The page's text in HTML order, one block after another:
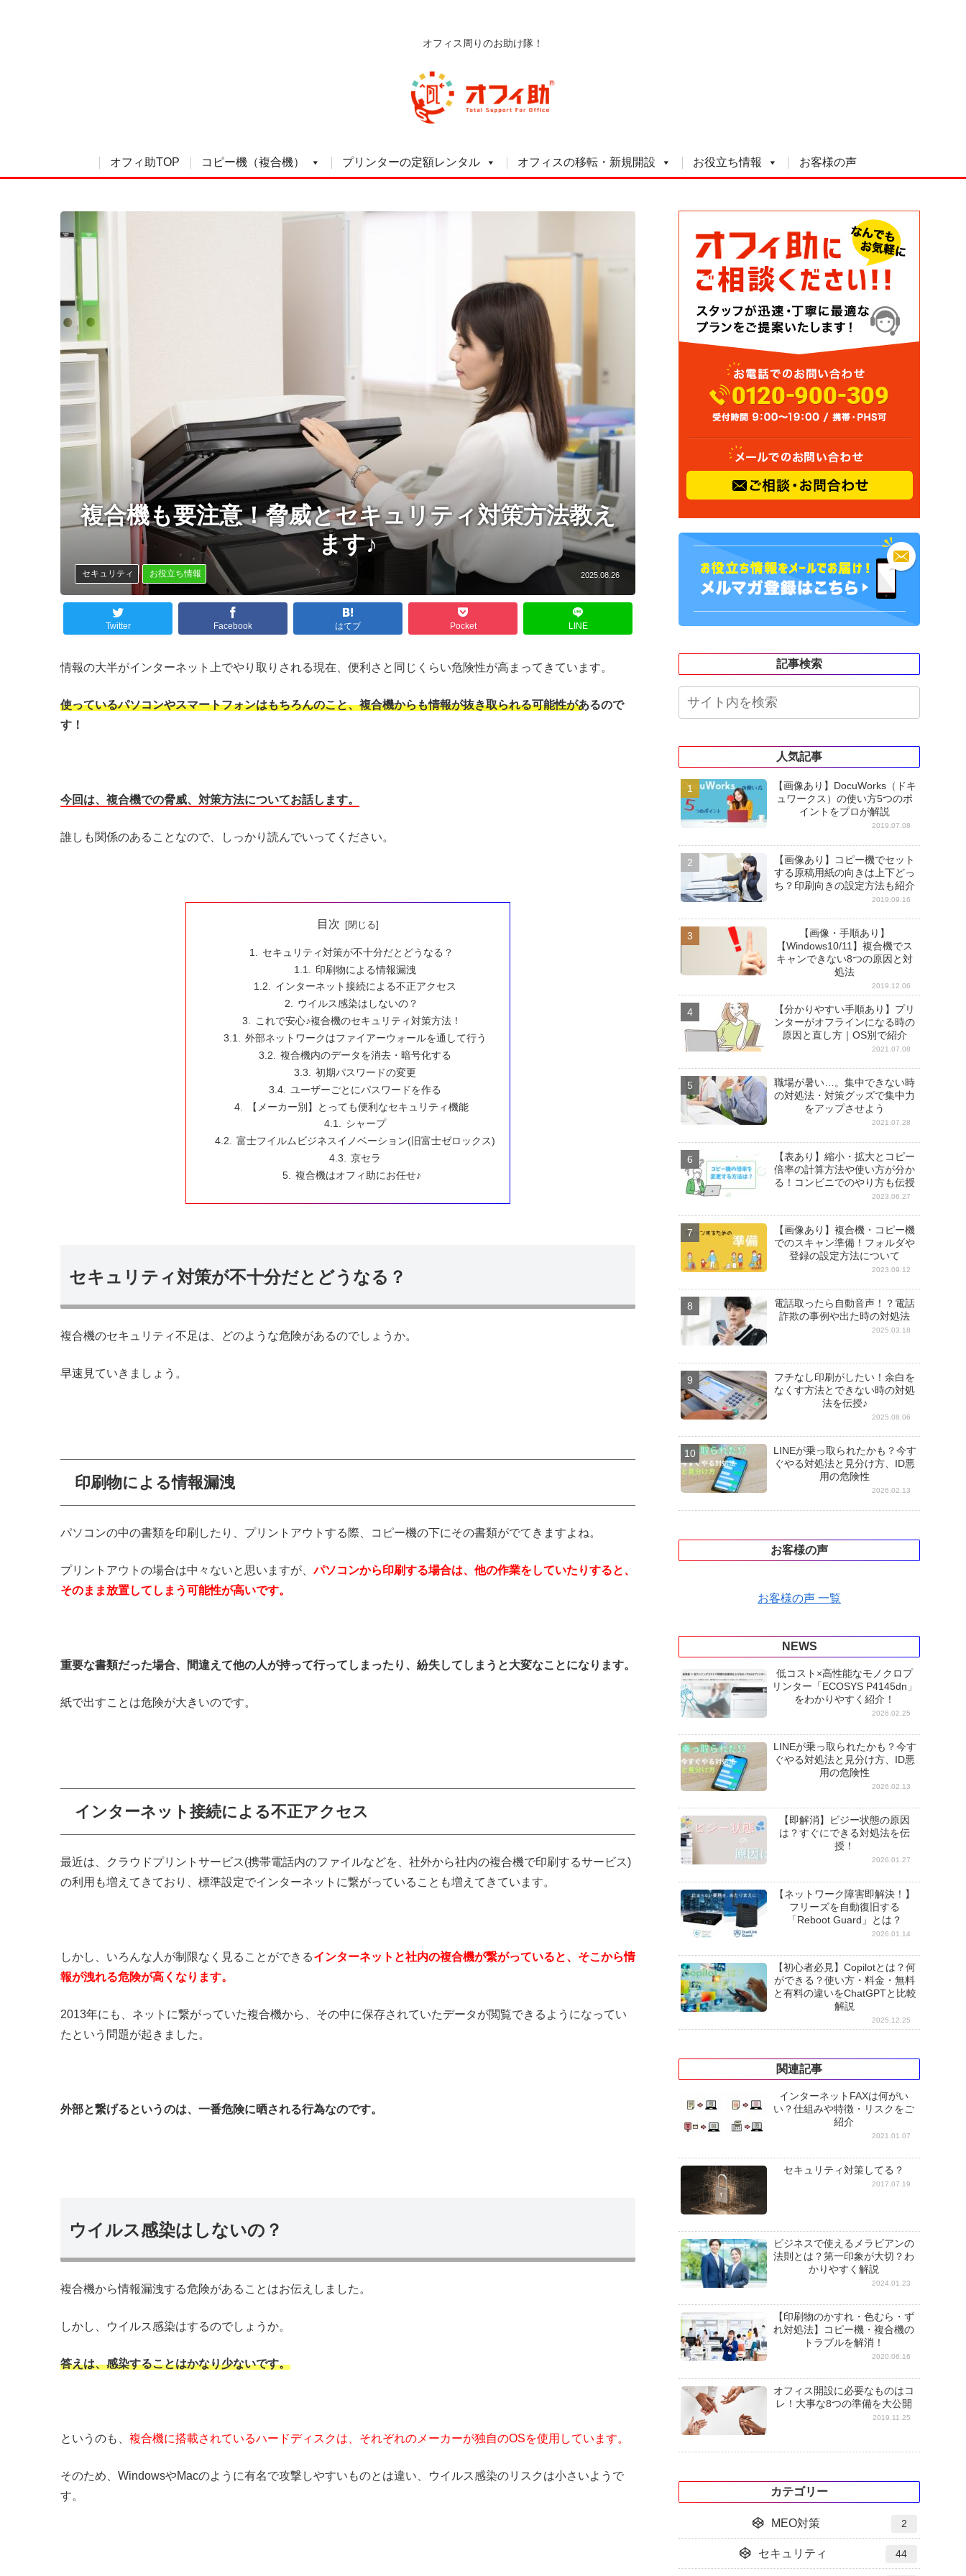
オフィス周りのお助け隊！
オフィ助TOP コピー機（複合機） プリンターの定額レンタル オフィスの移転・新規開設 お役立ち情報 お客様の声
セキュリティ お役立ち情報
複合機も要注意！脅威とセキュリティ対策方法教え
ます♪
2025.08.26
Twitter Facebook はてブ Pocket LINE
情報の大半がインターネット上でやり取りされる現在、便利さと同じくらい危険性が高まってきています。
使っているパソコンやスマートフォンはもちろんのこと、複合機からも情報が抜き取られる可能性があるので
す！
今回は、複合機での脅威、対策方法についてお話します。
誰しも関係のあることなので、しっかり読んでいってください。
目次
セキュリティ対策が不十分だとどうなる？
印刷物による情報漏洩
インターネット接続による不正アクセス
ウイルス感染はしないの？
これで安心♪複合機のセキュリティ対策方法！
外部ネットワークはファイアーウォールを通して行う
複合機内のデータを消去・暗号化する
初期パスワードの変更
ユーザーごとにパスワードを作る
【メーカー別】とっても便利なセキュリティ機能
シャープ
富士フイルムビジネスイノベーション(旧富士ゼロックス)
京セラ
複合機はオフィ助にお任せ♪
セキュリティ対策が不十分だとどうなる？
複合機のセキュリティ不足は、どのような危険があるのでしょうか。
早速見ていきましょう。
印刷物による情報漏洩
パソコンの中の書類を印刷したり、プリントアウトする際、コピー機の下にその書類がでてきますよね。
プリントアウトの場合は中々ないと思いますが、パソコンから印刷する場合は、他の作業をしていたりすると、
そのまま放置してしまう可能性が高いです。
重要な書類だった場合、間違えて他の人が持って行ってしまったり、紛失してしまうと大変なことになります。
紙で出すことは危険が大きいのです。
インターネット接続による不正アクセス
最近は、クラウドプリントサービス(携帯電話内のファイルなどを、社外から社内の複合機で印刷するサービス)
の利用も増えてきており、標準設定でインターネットに繋がっていることも増えてきています。
しかし、いろんな人が制限なく見ることができるインターネットと社内の複合機が繋がっていると、そこから情
報が洩れる危険が高くなります。
2013年にも、ネットに繋がっていた複合機から、その中に保存されていたデータが閲覧できるようになってい
たという問題が起きました。
外部と繋げるというのは、一番危険に晒される行為なのです。
ウイルス感染はしないの？
複合機から情報漏洩する危険があることはお伝えしました。
しかし、ウイルス感染はするのでしょうか。
答えは、感染することはかなり少ないです。
というのも、 複合機に搭載されているハードディスクは、それぞれのメーカーが独自のOSを使用しています。
そのため、WindowsやMacのように有名で攻撃しやすいものとは違い、ウイルス感染のリスクは小さいようで
す。
記事検索
人気記事
【画像あり】DocuWorks（ドキ
ュワークス）の使い方5つのポ
イントをプロが解説
2019.07.08
【画像あり】コピー機でセット
する原稿用紙の向きは上下どっ
ち？印刷向きの設定方法も紹介
2019.09.16
【画像・手順あり】
【Windows10/11】複合機でス
キャンできない8つの原因と対
処法
2019.12.06
【分かりやすい手順あり】プリ
ンターがオフラインになる時の
原因と直し方｜OS別で紹介
2021.07.08
職場が暑い…。集中できない時
の対処法・対策グッズで集中力
をアップさせよう
2021.07.28
【表あり】縮小・拡大とコピー
倍率の計算方法や使い方が分か
る！コンビニでのやり方も伝授
2023.06.27
【画像あり】複合機・コピー機
でのスキャン準備！フォルダや
登録の設定方法について
2023.09.12
電話取ったら自動音声！？電話
詐欺の事例や出た時の対処法
2025.03.18
フチなし印刷がしたい！余白を
なくす方法とできない時の対処
法を伝授♪
2025.08.06
LINEが乗っ取られたかも？今す
ぐやる対処法と見分け方、ID悪
用の危険性
2026.02.13
お客様の声
お客様の声 一覧
NEWS
低コスト×高性能なモノクロプ
リンター「ECOSYS P4145dn」
をわかりやすく紹介！
2026.02.25
LINEが乗っ取られたかも？今す
ぐやる対処法と見分け方、ID悪
用の危険性
2026.02.13
【即解消】ビジー状態の原因
は？すぐにできる対処法を伝
授！
2026.01.27
【ネットワーク障害即解決！】
フリーズを自動復旧する
「Reboot Guard」とは？
2026.01.14
【初心者必見】Copilotとは？何
ができる？使い方・料金・無料
と有料の違いをChatGPTと比較
解説
2025.12.25
関連記事
インターネットFAXは何がい
い？仕組みや特徴・リスクをご
紹介
2021.01.07
セキュリティ対策してる？
2017.07.19
ビジネスで使えるメラビアンの
法則とは？第一印象が大切？わ
かりやすく解説
2024.01.23
【印刷物のかすれ・色むら・ず
れ対処法】コピー機・複合機の
トラブルを解消！
2020.06.16
オフィス開設に必要なものはコ
レ！大事な8つの準備を大公開
2019.11.25
カテゴリー
MEO対策 2
セキュリティ 44